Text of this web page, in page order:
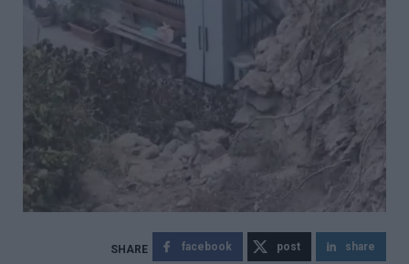
facebook post share